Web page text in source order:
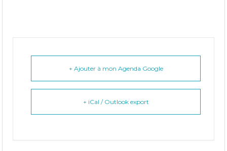
+ Ajouter à mon Agenda Google
+ iCal / Outlook export